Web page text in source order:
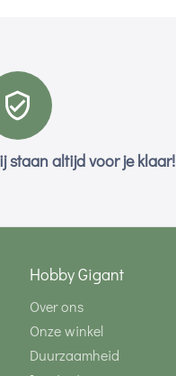
staan altijd voor je klaar!
Hobby Gigant
Over ons
Onze winkel
Duurzaamheid